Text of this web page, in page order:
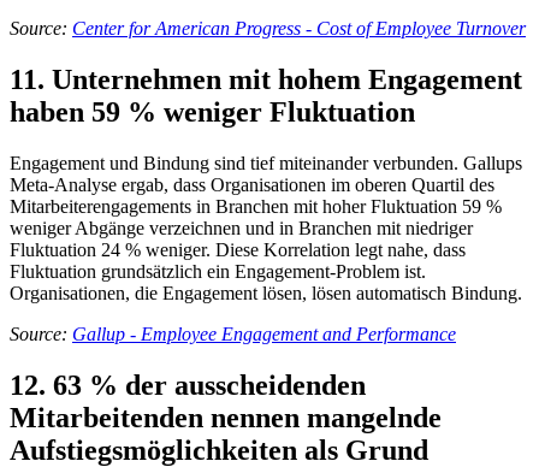
Source: Center for American Progress - Cost of Employee Turnover
11. Unternehmen mit hohem Engagement
haben 59 % weniger Fluktuation
Engagement und Bindung sind tief miteinander verbunden. Gallups
Meta-Analyse ergab, dass Organisationen im oberen Quartil des
Mitarbeiterengagements in Branchen mit hoher Fluktuation 59 %
weniger Abgänge verzeichnen und in Branchen mit niedriger
Fluktuation 24 % weniger. Diese Korrelation legt nahe, dass
Fluktuation grundsätzlich ein Engagement-Problem ist.
Organisationen, die Engagement lösen, lösen automatisch Bindung.
Source: Gallup - Employee Engagement and Performance
12. 63 % der ausscheidenden
Mitarbeitenden nennen mangelnde
Aufstiegsmöglichkeiten als Grund